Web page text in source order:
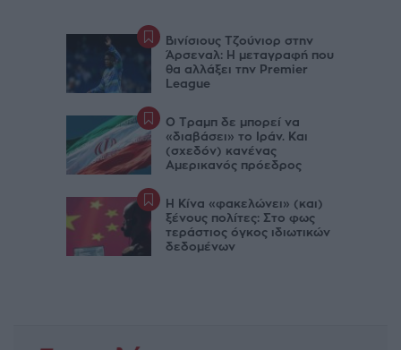
Βινίσιους Τζούνιορ στην
Άρσεναλ: Η μεταγραφή που
θα αλλάξει την Premier
League
Ο Τραμπ δε μπορεί να
«διαβάσει» το Ιράν. Και
(σχεδόν) κανένας
Αμερικανός πρόεδρος
Η Κίνα «φακελώνει» (και)
ξένους πολίτες: Στο φως
τεράστιος όγκος ιδιωτικών
δεδομένων